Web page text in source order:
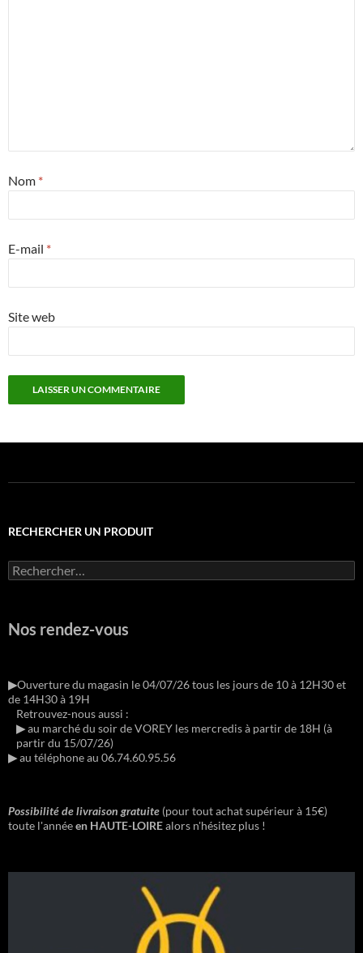
Nom *
E-mail *
Site web
RECHERCHER UN PRODUIT
Rechercher :
Nos rendez-vous
▶︎Ouverture du magasin le 04/07/26 tous les jours de 10 à 12H30 et
de 14H30 à 19H
Retrouvez-nous aussi :
▶︎au marché du soir de VOREY les mercredis à partir de 18H (à
partir du 15/07/26)
▶︎au téléphone au 06.74.60.95.56
Possibilité de livraison gratuite (pour tout achat supérieur à 15€)
toute l'annéeen HAUTE-LOIREalors n'hésitez plus !